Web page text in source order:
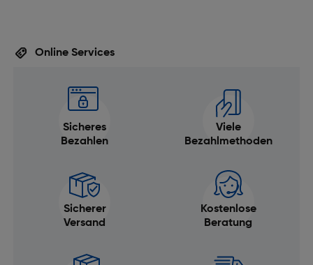
Gewicht [g]: 1000
Abmessungen (DxL) [mm]: 98 x 131,5
Online Services
Sicheres
Bezahlen
Viele
Bezahlmethoden
Sicherer
Versand
Kostenlose
Beratung